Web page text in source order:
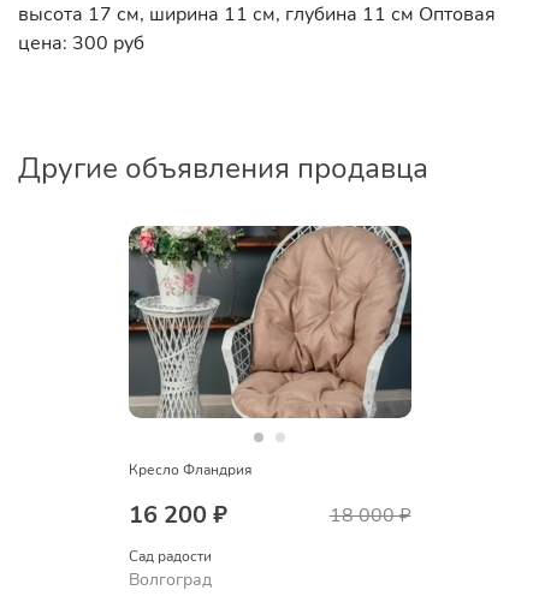
высота 17 см, ширина 11 см, глубина 11 см Оптовая
цена: 300 руб
Другие объявления продавца
Кресло Фландрия
16 200 ₽ 18 000 ₽
Сад радости
Волгоград